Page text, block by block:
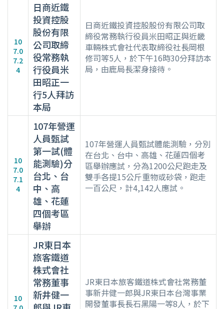
10
7.0
7.2
4
日商近鐵
投資控股
股份有限
公司取締
役常務執
行役員米
田昭正一
行5人拜訪
本局
日商近鐵投資控股股份有限公司取
締役常務執行役員米田昭正與近畿
車輛株式會社代表取締役社長岡根
修司等5人，於下午16時30分拜訪本
局，由鹿局長潔身接待。
10
7.0
7.1
4
107年營運
人員甄試
第一試(體
能測驗)分
台北、台
中、高
雄、花蓮
四個考區
舉辦
107年營運人員甄試體能測驗，分別
在台北、台中、高雄、花蓮四個考
區舉辦應試，分為1200公尺跑走及
雙手各提15公斤重物或砂袋，跑走
一百公尺，計4,142人應試。
10
JR東日本
旅客鐵道
株式會社
常務董事
新井健一
JR東日本旅客鐵道株式會社常務董
事新井健一郎與JR東日本台灣事業
開發董事長長石黑陽一等8人，於下